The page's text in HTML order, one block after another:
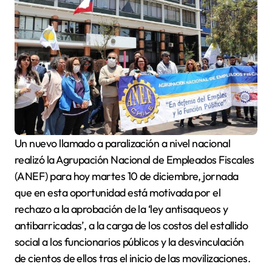
Un nuevo llamado a paralización a nivel nacional
realizó la Agrupación Nacional de Empleados Fiscales
(ANEF) para hoy martes 10 de diciembre, jornada
que en esta oportunidad está motivada por el
rechazo a la aprobación de la ‘ley antisaqueos y
antibarricadas’, a la carga de los costos del estallido
social a los funcionarios públicos y la desvinculación
de cientos de ellos tras el inicio de las movilizaciones.